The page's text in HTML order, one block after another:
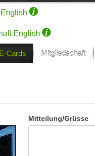
English
English
von Samsung
E-Cards Mitgliedschaft
Kunsthäuser
Mitteilung/Grüsse